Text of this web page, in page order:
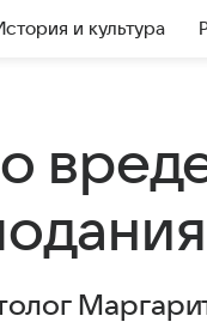
и культура